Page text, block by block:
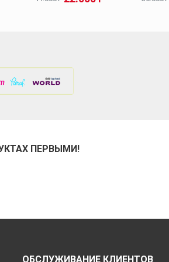
ПЕРВЫМИ!
ОБСЛУЖИВАНИЕ КЛИЕНТОВ